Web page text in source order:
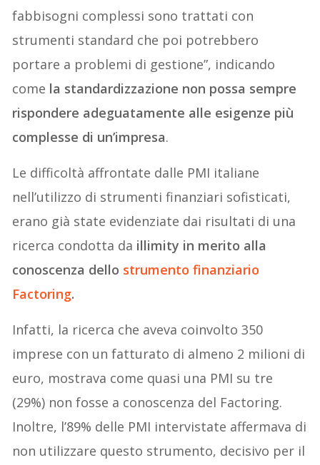
fabbisogni complessi sono trattati con
strumenti standard che poi potrebbero
portare a problemi di gestione”, indicando
come la standardizzazione non possa sempre
rispondere adeguatamente alle esigenze più
complesse di un’impresa.
Le difficoltà affrontate dalle PMI italiane
nell’utilizzo di strumenti finanziari sofisticati,
erano già state evidenziate dai risultati di una
ricerca condotta da illimity in merito alla
conoscenza dello strumento finanziario
Factoring.
Infatti, la ricerca che aveva coinvolto 350
imprese con un fatturato di almeno 2 milioni di
euro, mostrava come quasi una PMI su tre
(29%) non fosse a conoscenza del Factoring.
Inoltre, l’89% delle PMI intervistate affermava di
non utilizzare questo strumento, decisivo per il